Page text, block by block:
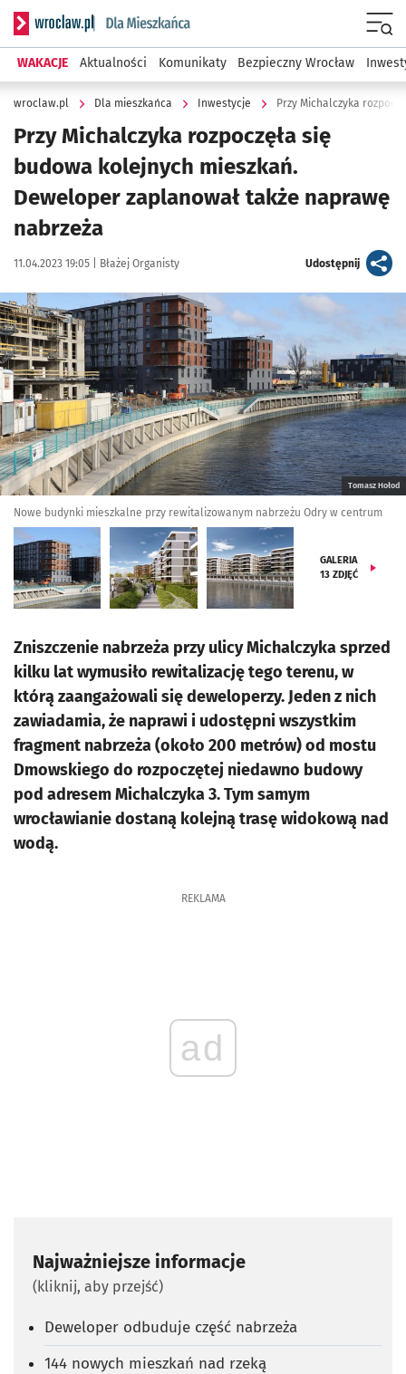
Serwis informacyjny wroclaw.pl podserwis: Dla mieszkańca
WAKACJE Aktualności Komunikaty Bezpieczny Wrocław
wroclaw.pl Dla mieszkańca Inwestycje
Przy Michalczyka rozpoczęła się
budowa kolejnych mieszkań.
Deweloper zaplanował także naprawę
nabrzeża
Data publikacji:
11.04.2023 19:05 | Autor:
Błażej Organisty Udostępnijartykuł
Kliknij, aby zobaczyć galerię
Tomasz Hołod
Nowe budynki mieszkalne przy rewitalizowanym nabrzeżu Odry w centrum
GALERIA
13 ZDJĘĆ
Zniszczenie nabrzeża przy ulicy Michalczyka sprzed
kilku lat wymusiło rewitalizację tego terenu, w
którą zaangażowali się deweloperzy. Jeden z nich
zawiadamia, że naprawi i udostępni wszystkim
fragment nabrzeża (około 200 metrów) od mostu
Dmowskiego do rozpoczętej niedawno budowy
pod adresem Michalczyka 3. Tym samym
wrocławianie dostaną kolejną trasę widokową nad
wodą.
REKLAMA
ad
Najważniejsze informacje
(kliknij, aby przejść)
Deweloper odbuduje część nabrzeża
144 nowych mieszkań nad rzeką